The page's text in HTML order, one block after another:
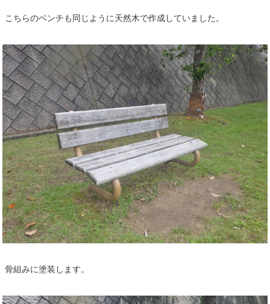
こちらのベンチも同じように天然木で作成していました。
骨組みに塗装します。